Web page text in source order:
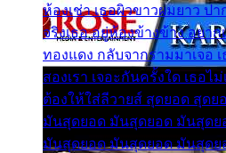
ห้องเช่า เธอผิวขาวผมยาว ป
จริงเธอ อยู่ห้องข้างข้าง อยา
ทองแดง กลับจากรามมาเจอ
สองเรา เจอะกันครั้งใด เธอไ
ต้องให้ใส่ลีวายส์ สุดยอด สุด
มันสุดยอด มันสุดยอด มันสุด
มันสุดยอด มันสุดยอด มันสุด